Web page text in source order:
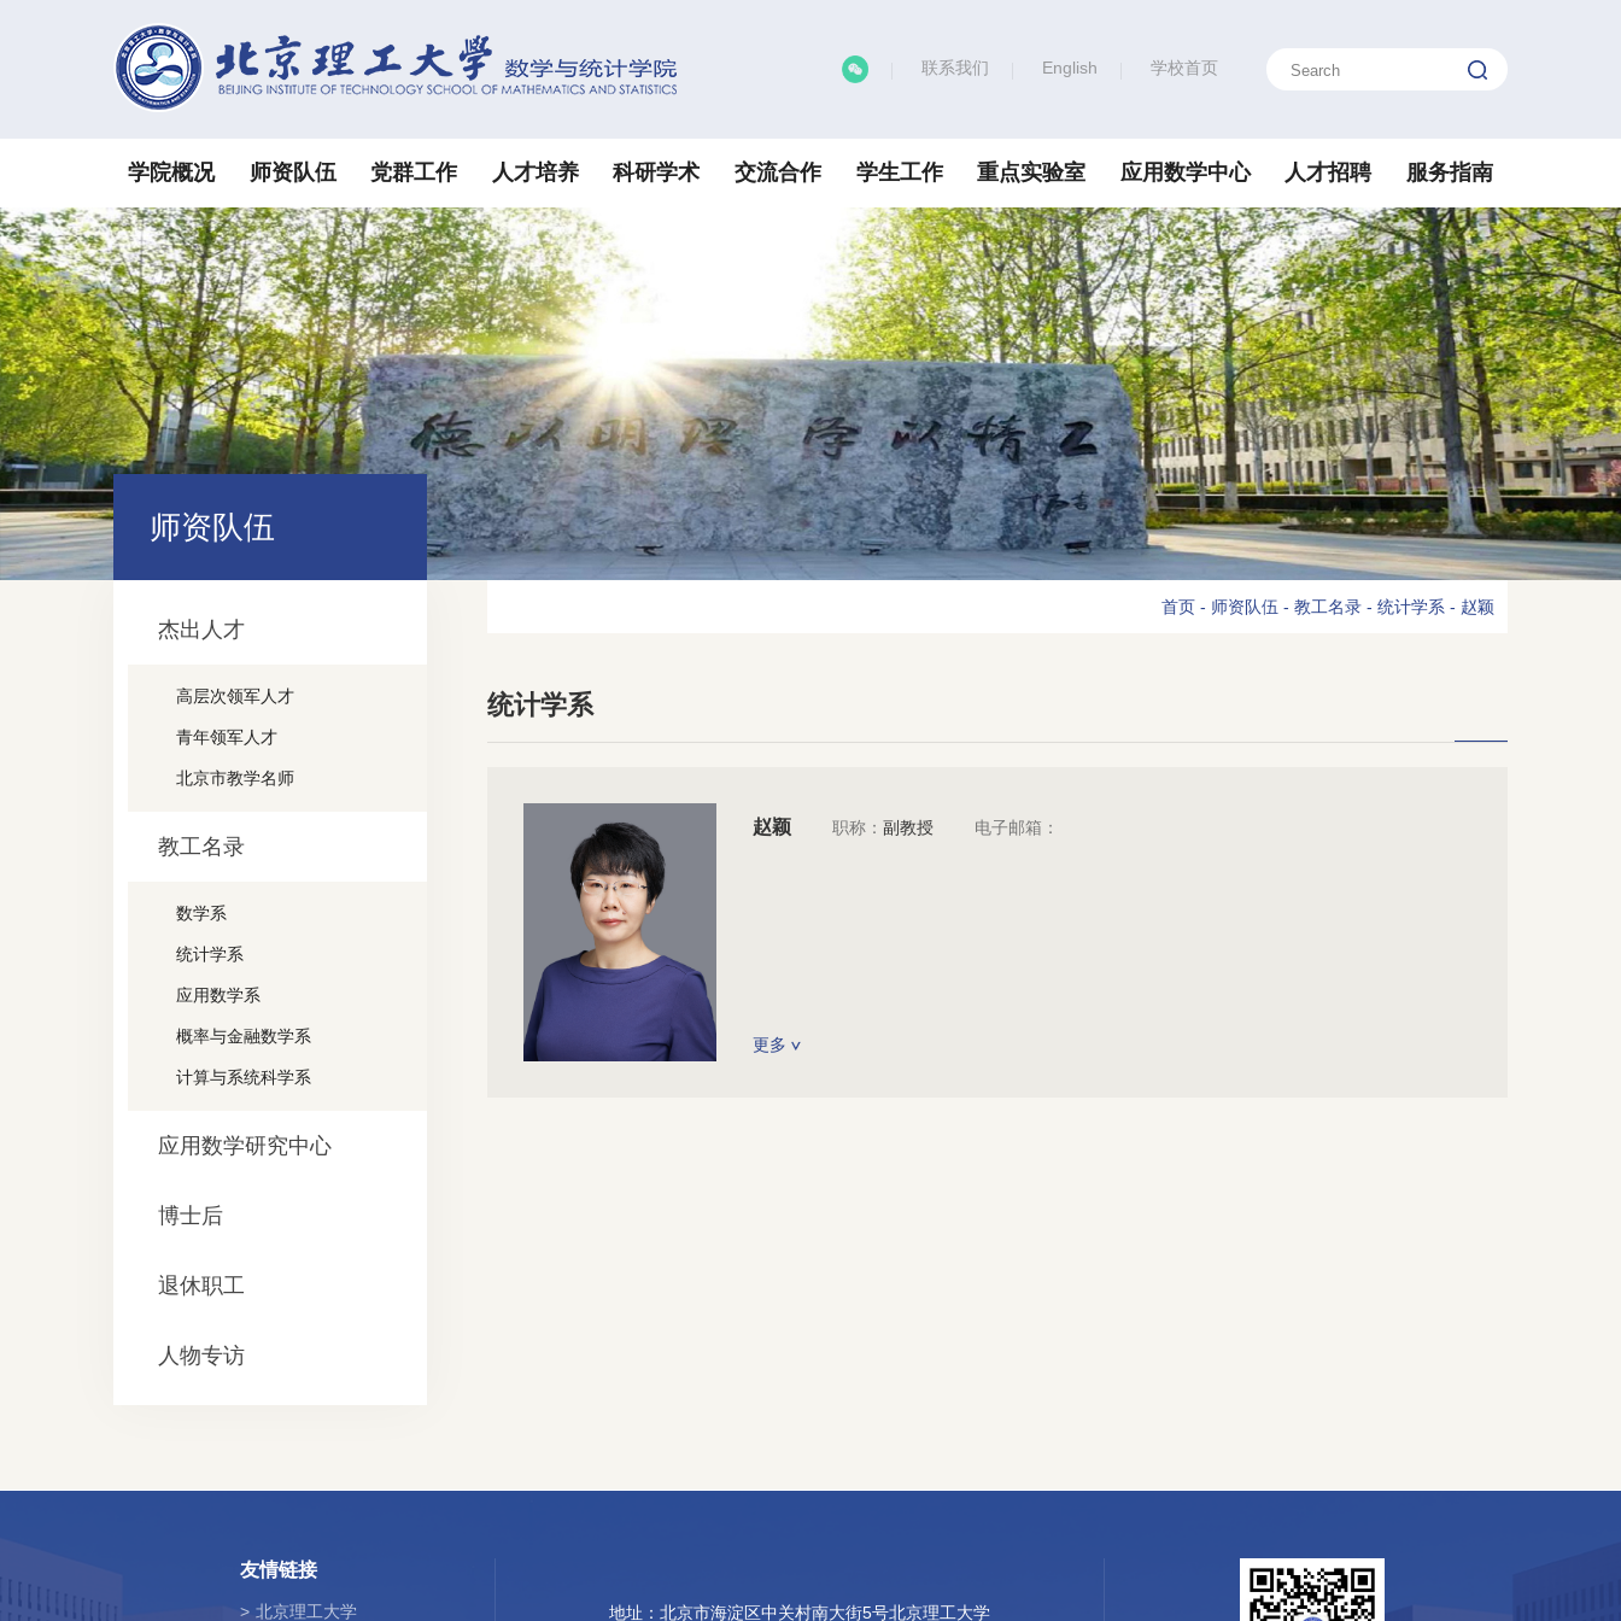
联系我们 English 学校首页
学院概况 师资队伍 党群工作 人才培养 科研学术 交流合作 学生工作 重点实验室 应用数学中心 人才招聘 服务指南
师资队伍
杰出人才
高层次领军人才
青年领军人才
北京市教学名师
教工名录
数学系
统计学系
应用数学系
概率与金融数学系
计算与系统科学系
应用数学研究中心
博士后
退休职工
人物专访
首页- 师资队伍 - 教工名录- 统计学系 - 赵颖
统计学系
赵颖 职称：副教授 电子邮箱：
更多
友情链接
> 北京理工大学 地址：北京市海淀区中关村南大街5号北京理工大学